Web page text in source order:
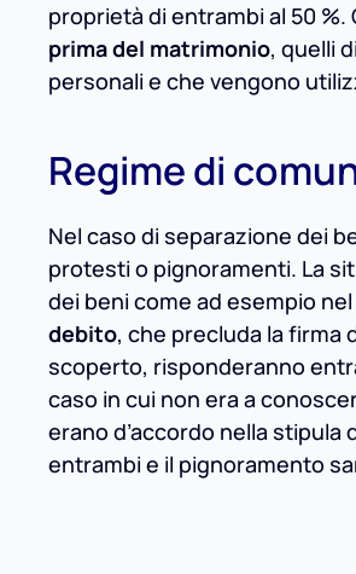
proprietà di entrambi al 50
prima del matrimonio, quelli
personali e che vengono
Regime di
Nel caso di separazione dei
protesti o pignoramenti. La
dei beni come ad esempio
debito, che precluda la firma
scoperto, risponderanno
caso in cui non era a
erano d’accordo nella stipula
entrambi e il pignoramento